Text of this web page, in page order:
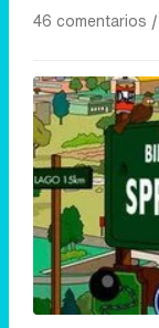
46 comentarios |